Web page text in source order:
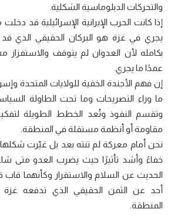
والتحركات الدبلوماسية الشكلية.
إذا كانت الحرب الإيرانية الإسرائيلية قد
يجري في غزة هو البركان الحقيقي الذي
بكامله لأن العدوان لم يتوقف والاستفزاز
عمدًا ما يجري.
إن فهم الأجندة الخفية للولايات المتحدة
ما وراء التصريحات وما تحت الطاولة
وتقسم النفوذ وتُعد الخطط الطويلة
مقاومة أو أنظمة مستقلة في المنطقة.
نحن أمام معركة لم تنته بعد بل غيّرت شكلها
خفاءً وأشد تأثيرًا حيث يضرب العدو متى شاء
الحديث عن السلام والاستقرار وكأنهما
أحد عن الثمن الحقيقي الذي تدفعه
المنطقة.